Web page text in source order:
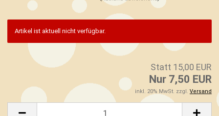
Artikel ist aktuell nicht verfügbar.
Statt 15,00 EUR
Nur 7,50 EUR
inkl. 20% MwSt. zzgl. Versand